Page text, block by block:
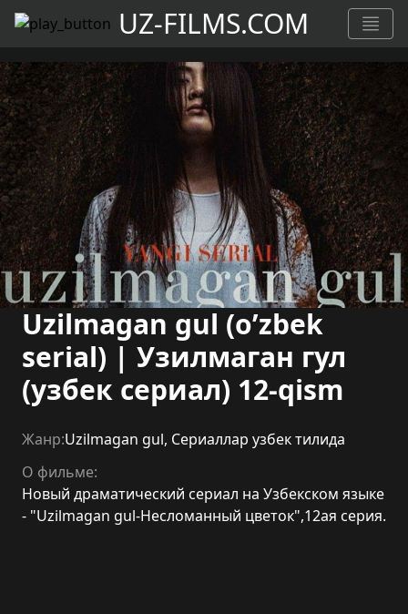
UZ-FILMS.COM
Uzilmagan gul (o’zbek
serial) | Узилмаган гул
(узбек сериал) 12-qism
Жанр:Uzilmagan gul, Сериаллар узбек тилида
О фильме:
Новый драматический сериал на Узбекском языке
- "Uzilmagan gul-Несломанный цветок",12ая серия.